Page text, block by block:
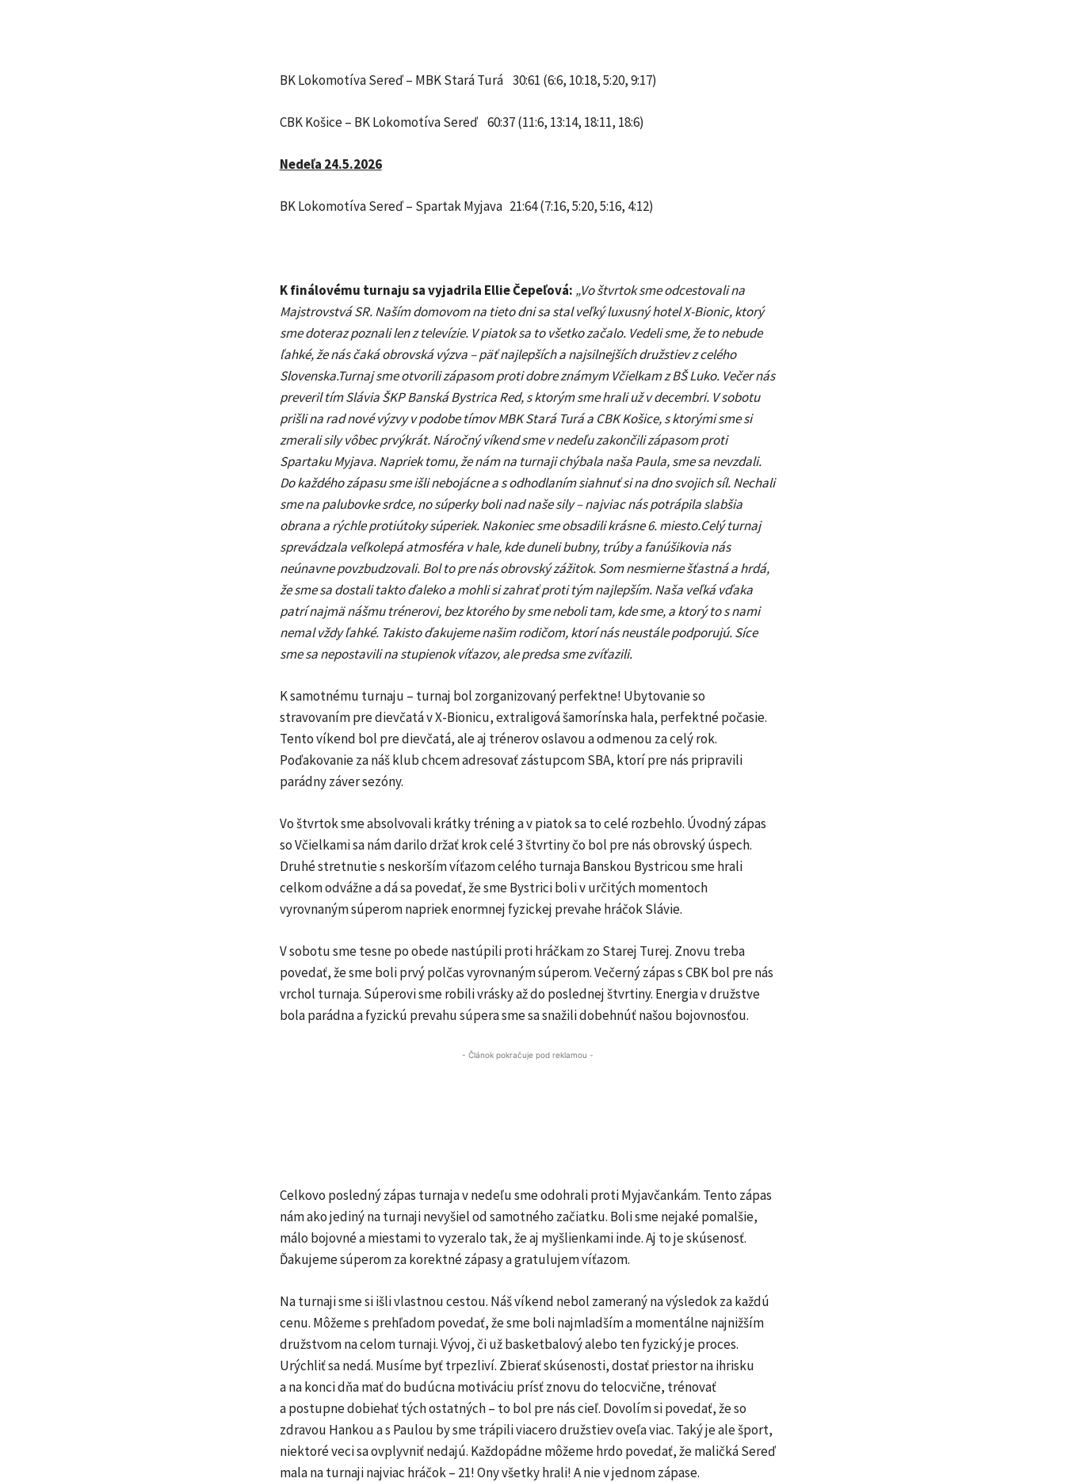
BK Lokomotíva Sereď – MBK Stará Turá 30:61 (6:6, 10:18, 5:20, 9:17)
CBK Košice – BK Lokomotíva Sereď 60:37 (11:6, 13:14, 18:11, 18:6)
Nedeľa 24.5.2026
BK Lokomotíva Sereď – Spartak Myjava 21:64 (7:16, 5:20, 5:16, 4:12)
K finálovému turnaju sa vyjadrila Ellie Čepeľová: „Vo štvrtok sme odcestovali na
Majstrovstvá SR. Naším domovom na tieto dni sa stal veľký luxusný hotel X-Bionic, ktorý
sme doteraz poznali len z televízie. V piatok sa to všetko začalo. Vedeli sme, že to nebude
ľahké, že nás čaká obrovská výzva – päť najlepších a najsilnejších družstiev z celého
Slovenska.Turnaj sme otvorili zápasom proti dobre známym Včielkam z BŠ Luko. Večer nás
preveril tím Slávia ŠKP Banská Bystrica Red, s ktorým sme hrali už v decembri. V sobotu
prišli na rad nové výzvy v podobe tímov MBK Stará Turá a CBK Košice, s ktorými sme si
zmerali sily vôbec prvýkrát. Náročný víkend sme v nedeľu zakončili zápasom proti
Spartaku Myjava. Napriek tomu, že nám na turnaji chýbala naša Paula, sme sa nevzdali.
Do každého zápasu sme išli nebojácne a s odhodlaním siahnuť si na dno svojich síl. Nechali
sme na palubovke srdce, no súperky boli nad naše sily – najviac nás potrápila slabšia
obrana a rýchle protiútoky súperiek. Nakoniec sme obsadili krásne 6. miesto.Celý turnaj
sprevádzala veľkolepá atmosféra v hale, kde duneli bubny, trúby a fanúšikovia nás
neúnavne povzbudzovali. Bol to pre nás obrovský zážitok. Som nesmierne šťastná a hrdá,
že sme sa dostali takto ďaleko a mohli si zahrať proti tým najlepším. Naša veľká vďaka
patrí najmä nášmu trénerovi, bez ktorého by sme neboli tam, kde sme, a ktorý to s nami
nemal vždy ľahké. Takisto ďakujeme našim rodičom, ktorí nás neustále podporujú. Síce
sme sa nepostavili na stupienok víťazov, ale predsa sme zvíťazili.
K samotnému turnaju – turnaj bol zorganizovaný perfektne! Ubytovanie so
stravovaním pre dievčatá v X-Bionicu, extraligová šamorínska hala, perfektné počasie.
Tento víkend bol pre dievčatá, ale aj trénerov oslavou a odmenou za celý rok.
Poďakovanie za náš klub chcem adresovať zástupcom SBA, ktorí pre nás pripravili
parádny záver sezóny.
Vo štvrtok sme absolvovali krátky tréning a v piatok sa to celé rozbehlo. Úvodný zápas
so Včielkami sa nám darilo držať krok celé 3 štvrtiny čo bol pre nás obrovský úspech.
Druhé stretnutie s neskorším víťazom celého turnaja Banskou Bystricou sme hrali
celkom odvážne a dá sa povedať, že sme Bystrici boli v určitých momentoch
vyrovnaným súperom napriek enormnej fyzickej prevahe hráčok Slávie.
V sobotu sme tesne po obede nastúpili proti hráčkam zo Starej Turej. Znovu treba
povedať, že sme boli prvý polčas vyrovnaným súperom. Večerný zápas s CBK bol pre nás
vrchol turnaja. Súperovi sme robili vrásky až do poslednej štvrtiny. Energia v družstve
bola parádna a fyzickú prevahu súpera sme sa snažili dobehnúť našou bojovnosťou.
- Článok pokračuje pod reklamou -
Celkovo posledný zápas turnaja v nedeľu sme odohrali proti Myjavčankám. Tento zápas
nám ako jediný na turnaji nevyšiel od samotného začiatku. Boli sme nejaké pomalšie,
málo bojovné a miestami to vyzeralo tak, že aj myšlienkami inde. Aj to je skúsenosť.
Ďakujeme súperom za korektné zápasy a gratulujem víťazom.
Na turnaji sme si išli vlastnou cestou. Náš víkend nebol zameraný na výsledok za každú
cenu. Môžeme s prehľadom povedať, že sme boli najmladším a momentálne najnižším
družstvom na celom turnaji. Vývoj, či už basketbalový alebo ten fyzický je proces.
Urýchliť sa nedá. Musíme byť trpezliví. Zbierať skúsenosti, dostať priestor na ihrisku
a na konci dňa mať do budúcna motiváciu prísť znovu do telocvične, trénovať
a postupne dobiehať tých ostatných – to bol pre nás cieľ. Dovolím si povedať, že so
zdravou Hankou a s Paulou by sme trápili viacero družstiev oveľa viac. Taký je ale šport,
niektoré veci sa ovplyvniť nedajú. Každopádne môžeme hrdo povedať, že maličká Sereď
mala na turnaji najviac hráčok – 21! Ony všetky hrali! A nie v jednom zápase.